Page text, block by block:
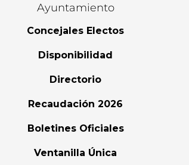
Ayuntamiento
Concejales Electos
Disponibilidad
Directorio
Recaudación 2026
Boletines Oficiales
Ventanilla Única